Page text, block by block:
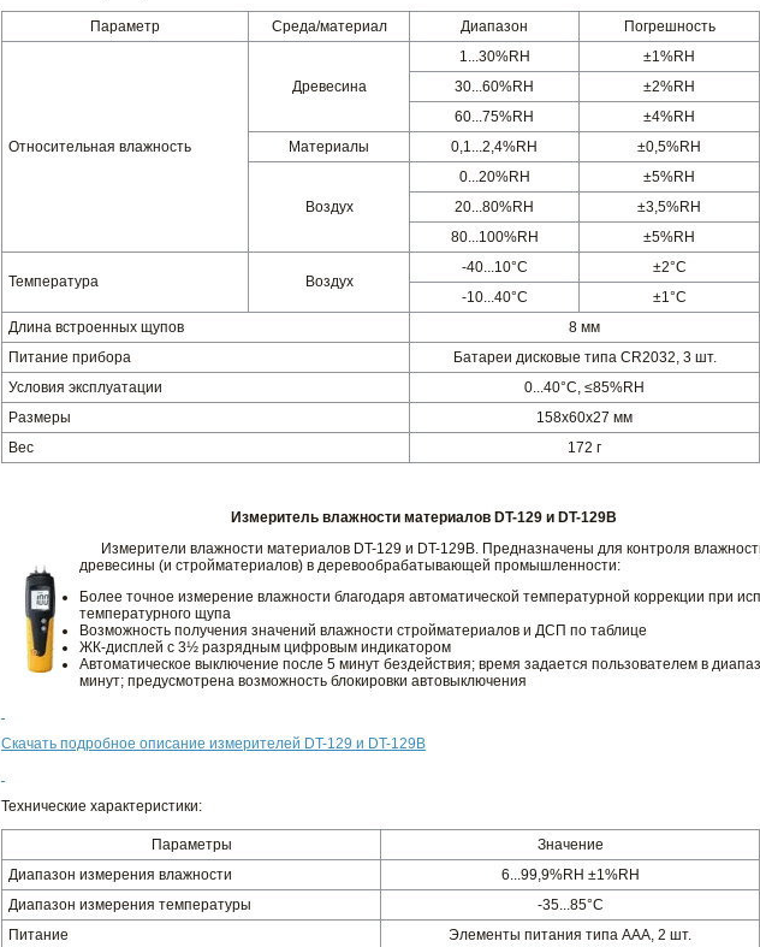
Параметр Среда/материал Диапазон Погрешность
Относительная влажность
Древесина
1...30%RH
±1%RH
30...60%RH
±2%RH
60...75%RH
±4%RH
Материалы
0,1...2,4%RH ±0,5%RH
Воздух
0...20%RH
±5%RH
20...80%RH
±3,5%RH
80...100%RH
±5%RH
Температура Воздух
-40...10°C
±2°C
-10...40°C
±1°C
Длина встроенных щупов
8 мм
Питание прибора
Батареи дисковые типа CR2032, 3 шт.
Условия эксплуатации
0...40°C, ≤85%RH
Размеры
158х60х27 мм
Вес
172 г
Измеритель влажности материалов DT-129 и DT-129B
Измерители влажности материалов DT-129 и DT-129B. Предназначены для контроля
древесины (и стройматериалов) в деревообрабатывающей промышленности:
Более точное измерение влажности благодаря автоматической температурной коррекции при
температурного щупа
Возможность получения значений влажности стройматериалов и ДСП по таблице
ЖК-дисплей с 3½ разрядным цифровым индикатором
Автоматическое выключение после 5 минут бездействия; время задается пользователем в
минут; предусмотрена возможность блокировки автовыключения
Скачать подробное описание измерителей DT-129 и DT-129B
Технические характеристики:
Параметры
Значение
Диапазон измерения влажности
6...99,9%RH ±1%RH
Диапазон измерения температуры
-35...85°С
Питание
Элементы питания типа ААА, 2 шт.